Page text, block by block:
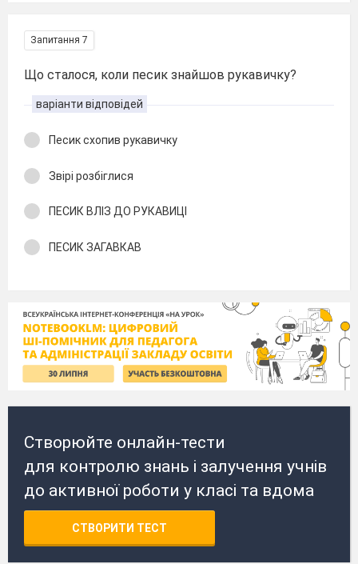
Запитання 7
Що сталося, коли песик знайшов рукавичку?
варіанти відповідей
Песик схопив рукавичку
Звірі розбіглися
ПЕСИК ВЛІЗ ДО РУКАВИЦІ
ПЕСИК ЗАГАВКАВ
Створюйте онлайн-тести
для контролю знань і залучення учнів
до активної роботи у класі та вдома
СТВОРИТИ ТЕСТ